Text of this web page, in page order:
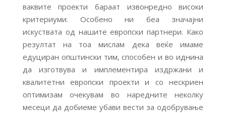
ваквите проекти бараат извонредно високи
критериуми. Особено ни беа значајни
искуствата од нашите европски партнери. Како
резултат на тоа мислам дека веќе имаме
едуциран општински тим, способен и во иднина
да изготвува и имплементира издржани и
квалитетни европски проекти и со нескриен
оптимизам очекувам во наредните неколку
месеци да добиеме убави вести за одобрување